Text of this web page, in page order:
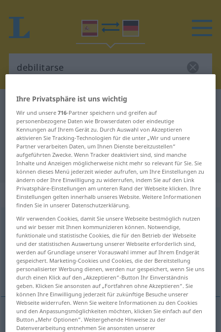
Spanisch-Deutsch Wörterbuch
Spanisch-Deutsch Übersetzung für
"debilitarse"
"debilitarse" Deutsch Übersetzung
„debilitarse“: verbo reflexivo
debilitarse [deβiliˈtarse]v/r
Übersicht aller Übersetzungen
(Für mehr Details die Übersetzung anklicken/antippen)
schwach werden, sich abschwächen
schwachwerden debilitarse(≈ perder fuerzas)
Ihre Privatsphäre ist uns wichtig
Wir und unsere716-Partner speichern und greifen auf
personenbezogene Daten wie Browserdaten oder eindeutige
Kennungen auf Ihrem Gerät zu. Durch Auswahl von Akzeptieren
aktivieren Sie Tracking-Technologien für die unter „Wir und unsere
Partner verarbeiten Daten, um Ihnen Dienste bereitzustellen“
aufgeführten Zwecke. Wenn Tracker deaktiviert sind, sind manche
Inhalte und Anzeigen möglicherweise nicht mehr so relevant für Sie. Sie
können dieses Menü jederzeit wieder aufrufen, um Ihre Einstellungen zu
ändern oder Ihre Einwilligung zu widerrufen, indem Sie auf den Link
Privatsphäre-Einstellungen am unteren Rand der Webseite klicken. Ihre
Einstellungen gelten innerhalb unseres Website. Weitere Informationen
finden Sie in unserer Datenschutzerklärung.
Wir verwenden Cookies, damit Sie unsere Webseite bestmöglich nutzen
und wir besser mit Ihnen kommunizieren können. Notwendige,
funktionale und statistische Cookies, die für den Betrieb der Webseite
und der statistischen Auswertung unserer Webseite erforderlich sind,
werden auf Grundlage unserer Vorauswahl immer auf Ihrem Endgerät
gespeichert. Marketing-Cookies und Cookies, die der Bereitstellung
personalisierter Werbung dienen, werden nur gespeichert, wenn Sie uns
durch einen Klick auf den „Akzeptieren“-Button Ihr Einverständnis
geben. Klicken Sie ansonsten auf „Fortfahren ohne Akzeptieren“. Sie
können Ihre Einwilligung jederzeit für zukünftige Besuche unserer
Webseite widerrufen. Wenn Sie weitere Informationen zu den Cookies
und den Anpassungsmöglichkeiten möchten, klicken Sie einfach auf den
Button „Mehr Optionen“. Weitergehende Hinweise zu der
Datenverarbeitung entnehmen Sie ansonsten unserer